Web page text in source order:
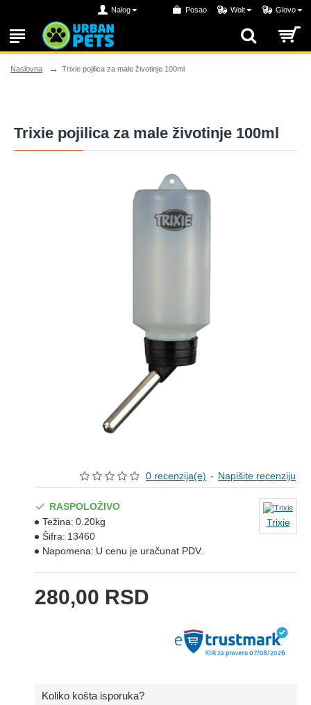
Nalog Posao Wolt Glovo
Naslovna Trixie pojilica za male životinje 100ml
Trixie pojilica za male životinje 100ml
0 recenzija(e) - Napišite recenziju
280,00 RSD
RASPOLOŽIVO
Težina: 0.20kg
Šifra: 13460
Napomena: U cenu je uračunat PDV.
Trixie
Koliko košta isporuka?